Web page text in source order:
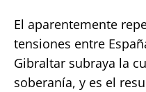
El aparentemente
tensiones entre
Gibraltar subraya la
soberanía, y es el